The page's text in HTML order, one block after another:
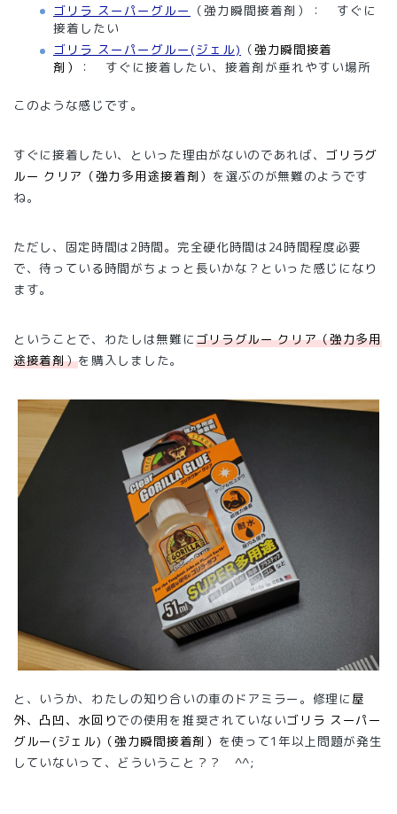
ゴリラ スーパーグルー （強力瞬間接着剤）： すぐに
接着したい
ゴリラ スーパーグルー(ジェル) （強力瞬間接着
剤）
： すぐに接着したい、接着剤が垂れやすい場所
このような感じです。
すぐに接着したい、といった理由がないのであれば、 ゴリラグ
ルー クリア（強力多用途接着剤） を選ぶのが無難のようです
ね。
ただし、固定時間は2時間。完全硬化時間は24時間程度必要
で、待っている時間がちょっと長いかな？といった感じになり
ます。
ということで、わたしは無難にゴリラグルー クリア（強力多用
途接着剤）を購入しました。
と、いうか、わたしの知り合いの車のドアミラー。修理に 屋
外、凸凹、水回りでの使用を推奨されていないゴリラ スーパー
グルー(ジェル)（強力瞬間接着剤） を使って1年以上問題が発生
していないって、どういうこと？？ ^^;